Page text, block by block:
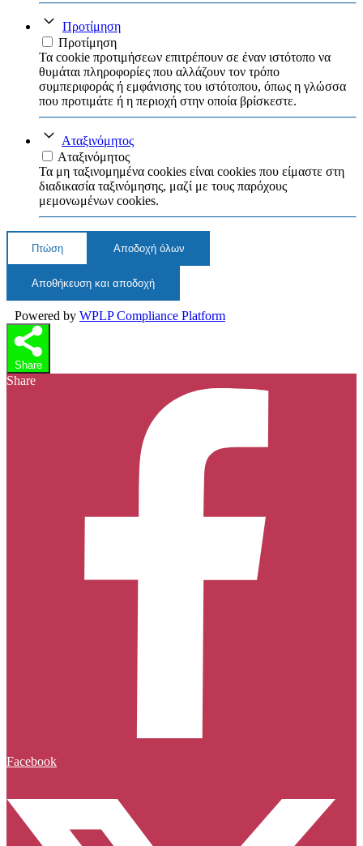
Προτίμηση
Προτίμηση
Τα cookie προτιμήσεων επιτρέπουν σε έναν ιστότοπο να
θυμάται πληροφορίες που αλλάζουν τον τρόπο
συμπεριφοράς ή εμφάνισης του ιστότοπου, όπως η γλώσσα
που προτιμάτε ή η περιοχή στην οποία βρίσκεστε.
Αταξινόμητος
Αταξινόμητος
Τα μη ταξινομημένα cookies είναι cookies που είμαστε στη
διαδικασία ταξινόμησης, μαζί με τους παρόχους
μεμονωμένων cookies.
Πτώση Αποδοχή όλων
Αποθήκευση και αποδοχή
Powered by WPLP Compliance Platform
Share
Share
Facebook